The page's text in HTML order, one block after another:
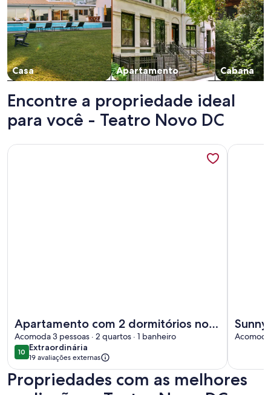
Casa Apartamento Cabana
Encontre a propriedade ideal
para você - Teatro Novo DC
Apartamento com 2 dormitórios no
Menino Deus junto ao shopping praia
de belas
Acomoda 3 pessoas · 2 quartos · 1 banheiro
1010 de 10
Extraordinária
extraordinária
19 avaliações externas
Mais informações sobre Apartamento com 2 dormitórios
large
Mais
Propriedades com as melhores